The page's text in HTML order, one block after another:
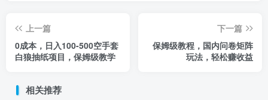
上一篇
0成本，日入100-500空手套
白狼抽纸项目，保姆级教学
下一篇
保姆级教程，国内问卷矩阵
玩法，轻松赚收益
相关推荐